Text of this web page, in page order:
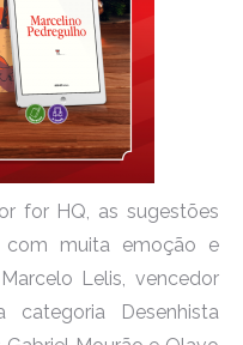
for HQ, as sugestões
muita emoção e
Lelis, vencedor
Desenhista